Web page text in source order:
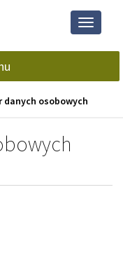
Przełącz
danych osobowych